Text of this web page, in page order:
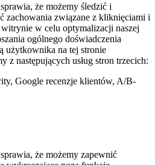
że możemy śledzić i
zachowania związane z kliknięciami i
w celu optymalizacji naszej
ogólnego doświadczenia
użytkownika na tej stronie
z następujących usług stron trzecich:
Google recenzje klientów, A/B-
że możemy zapewnić